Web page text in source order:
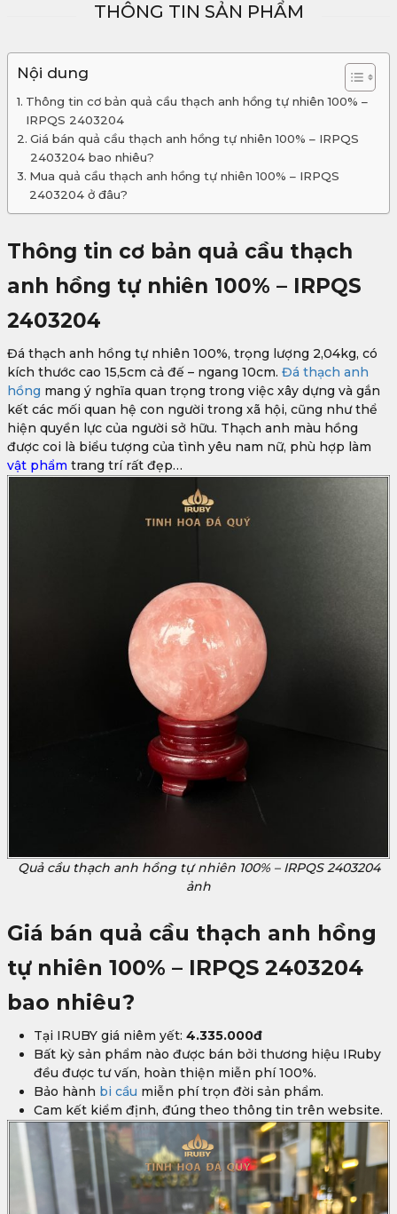
THÔNG TIN SẢN PHẨM
Nội dung
Thông tin cơ bản quả cầu thạch anh hồng tự nhiên 100% –
IRPQS 2403204
Giá bán quả cầu thạch anh hồng tự nhiên 100% – IRPQS
2403204 bao nhiêu?
Mua quả cầu thạch anh hồng tự nhiên 100% – IRPQS
2403204 ở đâu?
Thông tin cơ bản quả cầu thạch
anh hồng tự nhiên 100% – IRPQS
2403204
Đá thạch anh hồng tự nhiên 100%, trọng lượng 2,04kg, có
kích thước cao 15,5cm cả đế – ngang 10cm. Đá thạch anh
hồng mang ý nghĩa quan trọng trong việc xây dựng và gắn
kết các mối quan hệ con người trong xã hội, cũng như thể
hiện quyền lực của người sở hữu. Thạch anh màu hồng
được coi là biểu tượng của tình yêu nam nữ, phù hợp làm
vật phẩm trang trí rất đẹp…
Quả cầu thạch anh hồng tự nhiên 100% – IRPQS 2403204
ảnh
Giá bán quả cầu thạch anh hồng
tự nhiên 100% – IRPQS 2403204
bao nhiêu?
Tại IRUBY giá niêm yết: 4.335.000đ
Bất kỳ sản phẩm nào được bán bởi thương hiệu IRuby
đều được tư vấn, hoàn thiện miễn phí 100%.
Bảo hành bi cầu miễn phí trọn đời sản phẩm.
Cam kết kiểm định, đúng theo thông tin trên website.